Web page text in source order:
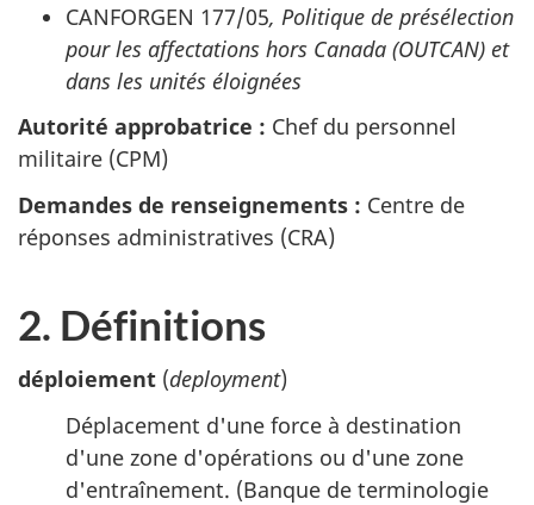
CANFORGEN 177/05, Politique de présélection
pour les affectations hors Canada (OUTCAN) et
dans les unités éloignées
Autorité approbatrice : Chef du personnel
militaire (CPM)
Demandes de renseignements : Centre de
réponses administratives (CRA)
2. Définitions
déploiement (deployment)
Déplacement d'une force à destination
d'une zone d'opérations ou d'une zone
d'entraînement. (Banque de terminologie